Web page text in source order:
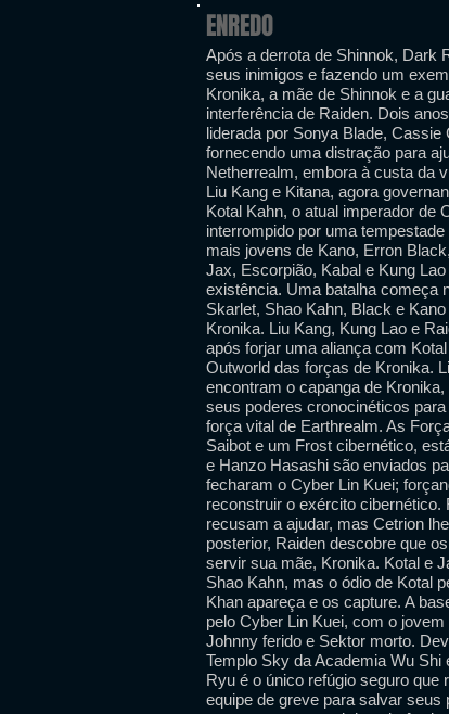
ENREDO
Após a derrota de Shinnok, Dark
seus inimigos e fazendo um
Kronika, a mãe de Shinnok e a
interferência de Raiden. Dois
liderada por Sonya Blade,
fornecendo uma distração para
Netherrealm, embora à custa da
Liu Kang e Kitana, agora
Kotal Kahn, o atual imperador de
interrompido por uma
mais jovens de Kano, Erron
Jax, Escorpião, Kabal e Kung
existência. Uma batalha começa
Skarlet, Shao Kahn, Black e
Kronika. Liu Kang, Kung Lao e
após forjar uma aliança com
Outworld das forças de Kronika.
encontram o capanga de
seus poderes cronocinéticos
força vital de Earthrealm. As
Saibot e um Frost cibernético,
e Hanzo Hasashi são enviados
fecharam o Cyber ​​Lin Kuei;
reconstruir o exército
recusam a ajudar, mas Cetrion
posterior, Raiden descobre que
servir sua mãe, Kronika. Kotal e
Shao Kahn, mas o ódio de Kotal
Khan apareça e os capture. A
pelo Cyber ​​Lin Kuei, com o
Johnny ferido e Sektor morto.
Templo Sky da Academia Wu
Ryu é o único refúgio seguro
equipe de greve para salvar